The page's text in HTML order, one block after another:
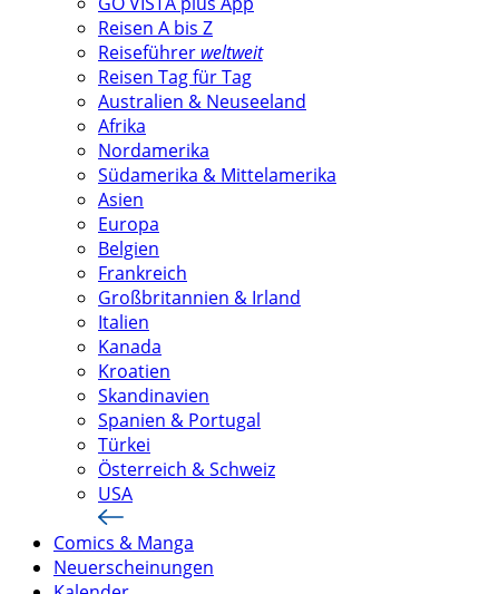
Reisen A bis Z
Reiseführer weltweit
Reisen Tag für Tag
Australien & Neuseeland
Afrika
Nordamerika
Südamerika & Mittelamerika
Asien
Europa
Belgien
Frankreich
Großbritannien & Irland
Italien
Kanada
Kroatien
Skandinavien
Spanien & Portugal
Türkei
Österreich & Schweiz
USA
Comics & Manga
Neuerscheinungen